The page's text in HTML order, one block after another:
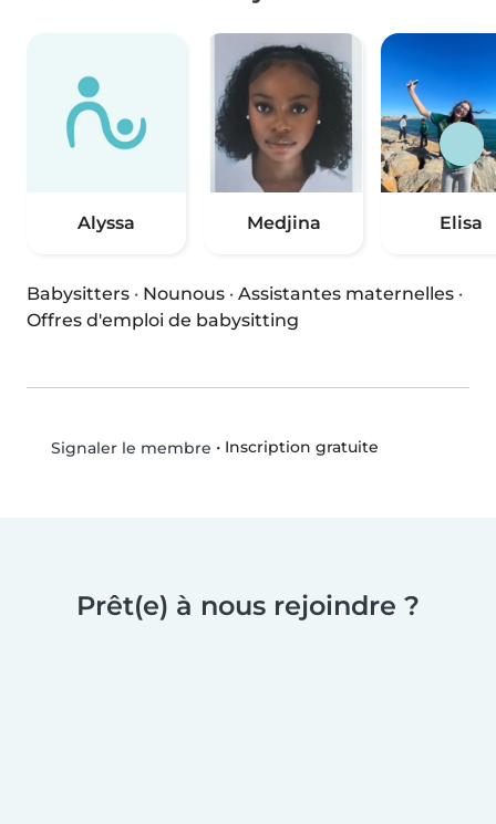
Alyssa Medjina Elisa
Babysitters · Nounous · Assistantes maternelles ·
Offres d'emploi de babysitting
Signaler le membre • Inscription gratuite
Prêt(e) à nous rejoindre ?